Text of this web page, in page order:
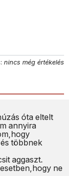
nincs még értékelés
óta eltelt
annyira
többnek
aggaszt.
ne